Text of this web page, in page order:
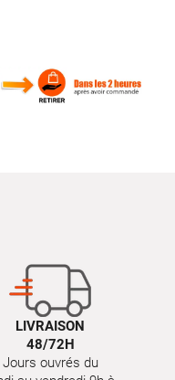
LIVRAISON
48/72H
Jours ouvrés du